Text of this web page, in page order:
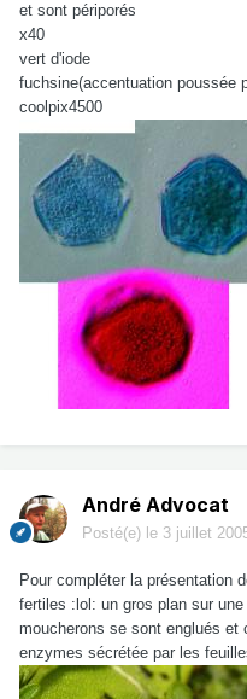
et sont périporés
x40
vert d'iode
fuchsine(accentuation poussée
coolpix4500
André Advocat
Posté(e) le 3 juillet
Pour compléter la présentation
fertiles :lol: un gros plan sur
moucherons se sont englués et
enzymes sécrétée par les